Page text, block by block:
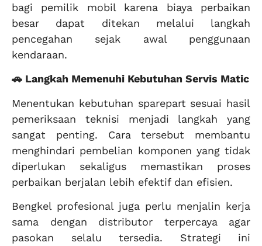
bagi pemilik mobil karena biaya perbaikan
besar dapat ditekan melalui langkah
pencegahan sejak awal penggunaan
kendaraan.
🚗 Langkah Memenuhi Kebutuhan Servis Matic
Menentukan kebutuhan sparepart sesuai hasil
pemeriksaan teknisi menjadi langkah yang
sangat penting. Cara tersebut membantu
menghindari pembelian komponen yang tidak
diperlukan sekaligus memastikan proses
perbaikan berjalan lebih efektif dan efisien.
Bengkel profesional juga perlu menjalin kerja
sama dengan distributor terpercaya agar
pasokan selalu tersedia. Strategi ini